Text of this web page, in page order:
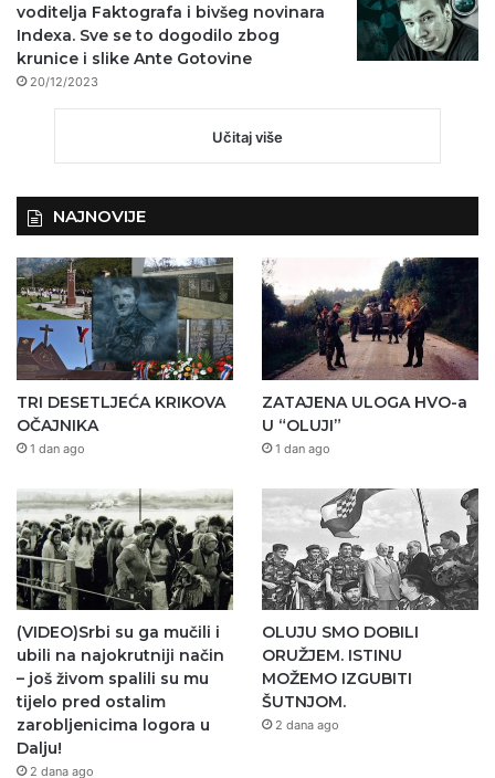
voditelja Faktografa i bivšeg novinara
Indexa. Sve se to dogodilo zbog
krunice i slike Ante Gotovine
20/12/2023
Učitaj više
NAJNOVIJE
TRI DESETLJEĆA KRIKOVA
OČAJNIKA
1 dan ago
ZATAJENA ULOGA HVO-a
U “OLUJI”
1 dan ago
(VIDEO)Srbi su ga mučili i
ubili na najokrutniji način
– još živom spalili su mu
tijelo pred ostalim
zarobljenicima logora u
Dalju!
2 dana ago
OLUJU SMO DOBILI
ORUŽJEM. ISTINU
MOŽEMO IZGUBITI
ŠUTNJOM.
2 dana ago